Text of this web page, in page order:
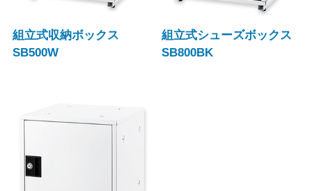
組立式収納ボックス
SB500W
組立式シューズボックス
SB800BK